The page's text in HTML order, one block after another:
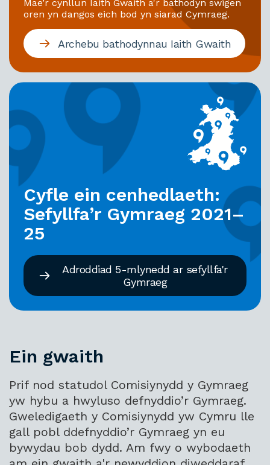
Mae’r cynllun Iaith Gwaith a'r bathodyn swigen
oren yn dangos eich bod yn siarad Cymraeg.
Archebu bathodynnau Iaith Gwaith
Cyfle ein cenhedlaeth:
Sefyllfa’r Gymraeg 2021–
25
Adroddiad 5-mlynedd ar sefyllfa'r
Gymraeg
Ein gwaith
Prif nod statudol Comisiynydd y Gymraeg
yw hybu a hwyluso defnyddio’r Gymraeg.
Gweledigaeth y Comisiynydd yw Cymru lle
gall pobl ddefnyddio’r Gymraeg yn eu
bywydau bob dydd. Am fwy o wybodaeth